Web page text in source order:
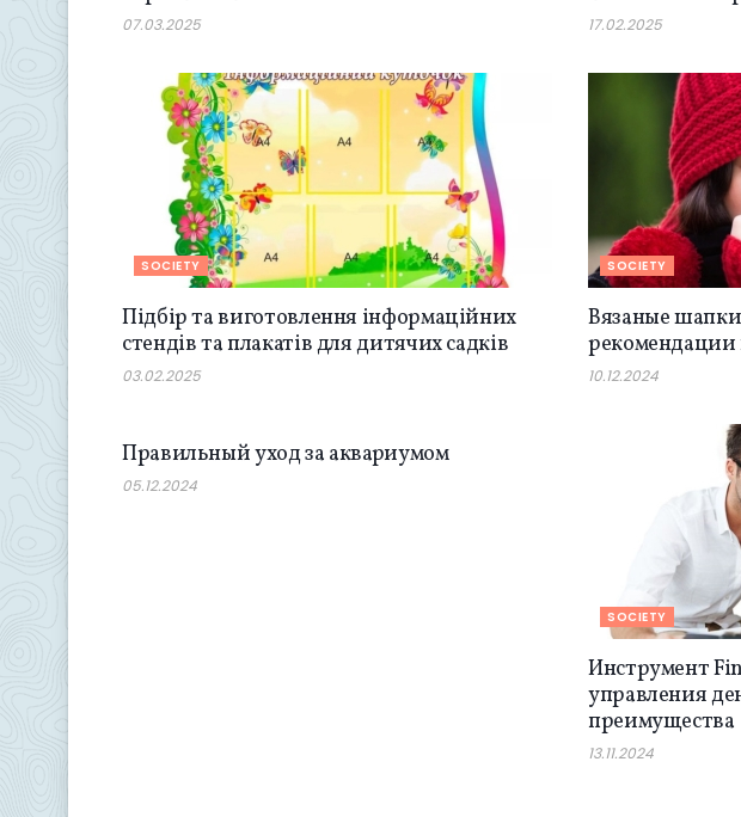
07.03.2025 17.02.2025
SOCIETY
Підбір та виготовлення інформаційних
стендів та плакатів для дитячих садків
03.02.2025
SOCIETY
Вязаные
рекомендации
10.12.2024
Правильный уход за аквариумом
05.12.2024
SOCIETY
Инструмент
управления
преимущества
13.11.2024